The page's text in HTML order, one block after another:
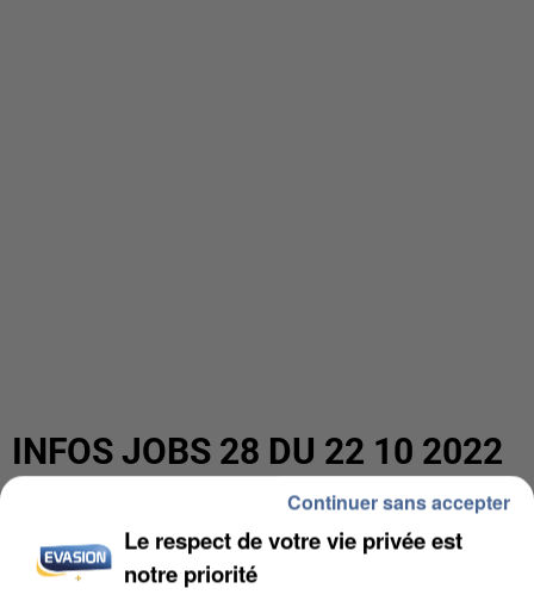
INFOS JOBS 28 DU 22 10 2022
Le respect de votre vie privée est
notre priorité
Continuer sans accepter